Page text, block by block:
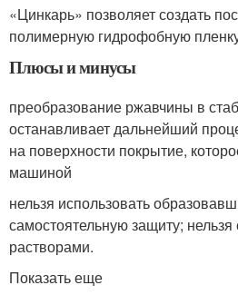
«Цинкарь» позволяет создать
полимерную гидрофобную
Плюсы и минусы
преобразование ржавчины в
останавливает дальнейший
на поверхности покрытие,
машиной
нельзя использовать
самостоятельную защиту;
растворами.
Показать еще